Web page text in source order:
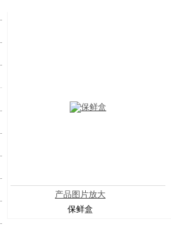
产品图片放大
保鲜盒